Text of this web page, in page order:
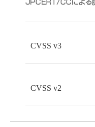
CVSS v3
CVSS v2